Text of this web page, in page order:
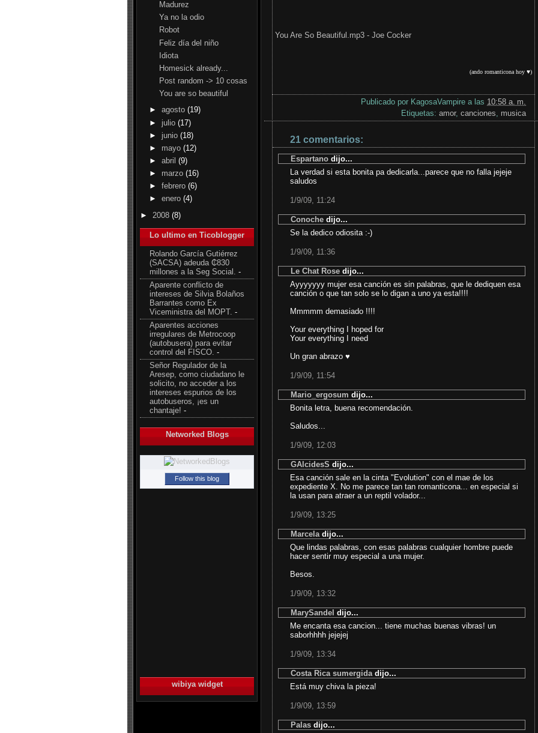
Madurez
Ya no la odio
Robot
Feliz día del niño
Idiota
Homesick already...
Post random -> 10 cosas
You are so beautiful
►agosto(19)
► julio(17)
► junio(18)
► mayo(12)
►abril(9)
► marzo(16)
►febrero(6)
►enero(4)
► 2008 (8)
Lo ultimo en Ticoblogger
Rolando García Gutiérrez
(SACSA) adeuda ₵830
millones a la Seg Social. -
Aparente conflicto de
intereses de Silvia Bolaños
Barrantes como Ex
Viceministra del MOPT. -
Aparentes acciones
irregulares de Metrocoop
(autobusera) para evitar
control del FISCO. -
Señor Regulador de la
Aresep, como ciudadano le
solicito, no acceder a los
intereses espurios de los
autobuseros, ¡es un
chantaje! -
Networked Blogs
Follow this blog
wibiya widget
You Are So Beautiful.mp3 - Joe Cocker
(ando romanticona hoy ♥)
Publicado por KagosaVampire a las 10:58 a. m.
Etiquetas: amor, canciones musica
21 comentarios:
Espartano dijo...
La verdad si esta bonita pa dedicarla...parece que no falla jejeje
saludos
1/9/09, 11:24
Conoche dijo...
Se la dedico odiosita :-)
1/9/09, 11:36
Le Chat Rose dijo...
Ayyyyyyy mujer esa canción es sin palabras, que le dediquen esa
canción o que tan solo se lo digan a uno ya esta!!!!
Mmmmm demasiado !!!!
Your everything I hoped for
Your everything I need
Un gran abrazo ♥
1/9/09, 11:54
Mario_ergosum dijo...
Bonita letra, buena recomendación.
Saludos...
1/9/09, 12:03
GAlcidesS dijo...
Esa canción sale en la cinta "Evolution" con el mae de los
expediente X. No me parece tan tan romanticona... en especial si
la usan para atraer a un reptil volador...
1/9/09, 13:25
Marcela dijo...
Que lindas palabras, con esas palabras cualquier hombre puede
hacer sentir muy especial a una mujer.
Besos.
1/9/09, 13:32
MarySandel dijo...
Me encanta esa cancion... tiene muchas buenas vibras! un
saborhhhh jejejej
1/9/09, 13:34
Costa Rica sumergida dijo...
Está muy chiva la pieza!
1/9/09, 13:59
Palas dijo...